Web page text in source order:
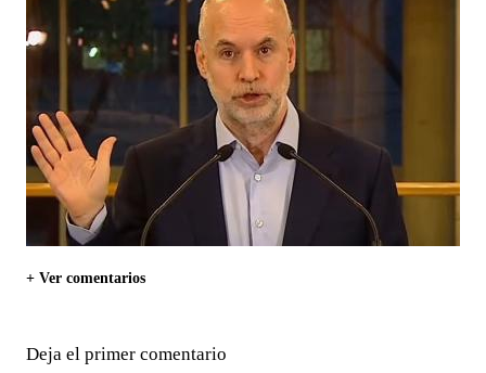
+ Ver comentarios
Deja el primer comentario